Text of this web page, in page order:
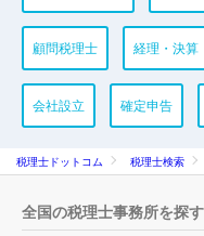
顧問税理士 経理・決算
会社設立 確定申告
税理士ドットコム 税理士検索
全国の税理士事務所を探す